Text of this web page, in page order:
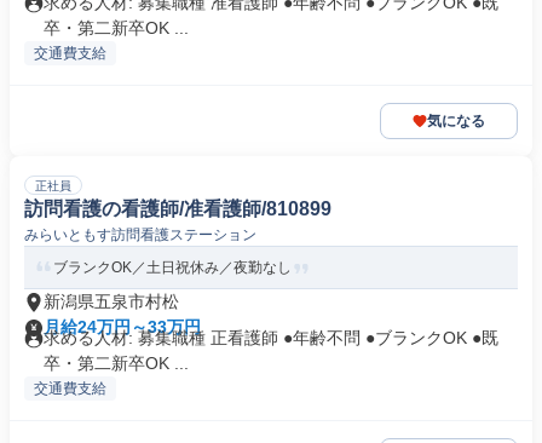
卒・第二新卒OK ...
交通費支給
気になる
正社員
訪問看護の看護師/准看護師/810899
みらいともす訪問看護ステーション
ブランクOK／土日祝休み／夜勤なし
新潟県五泉市村松
月給24万円～33万円
求める人材: 募集職種 正看護師 ●年齢不問 ●ブランクOK ●既
卒・第二新卒OK ...
交通費支給